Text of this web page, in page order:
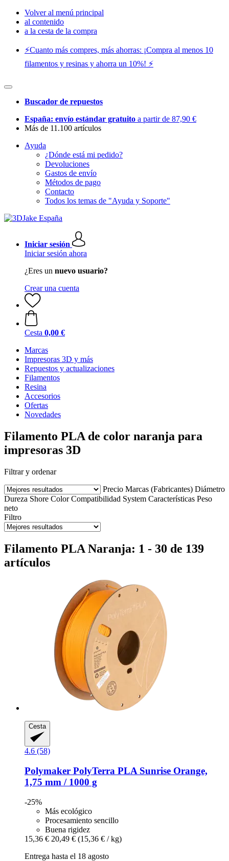
Volver al menú principal
al contenido
a la cesta de la compra
⚡️Cuanto más compres, más ahorras: ¡Compra al menos 10
filamentos y resinas y ahorra un 10%! ⚡️
Buscador de repuestos
España: envío estándar gratuito a partir de 87,90 €
Más de 11.100 artículos
Ayuda
¿Dónde está mi pedido?
Devoluciones
Gastos de envío
Métodos de pago
Contacto
Todos los temas de "Ayuda y Soporte"
Iniciar sesión
Iniciar sesión ahora
¿Eres un nuevo usuario?
Crear una cuenta
Cesta 0,00 €
Marcas
Impresoras 3D y más
Repuestos y actualizaciones
Filamentos
Resina
Accesorios
Ofertas
Novedades
Filamento PLA de color naranja para
impresoras 3D
Filtrar y ordenar
Precio Marcas (Fabricantes) Diámetro
Dureza Shore Color Compatibilidad System Características Peso
neto
Filtro
Filamento PLA Naranja: 1 - 30 de 139
artículos
Cesta
4.6 (58)
Polymaker PolyTerra PLA Sunrise Orange,
1,75 mm / 1000 g
-25%
Más ecológico
Procesamiento sencillo
Buena rigidez
15,36 € 20,49 € (15,36 € / kg)
Entrega hasta el 18 agosto